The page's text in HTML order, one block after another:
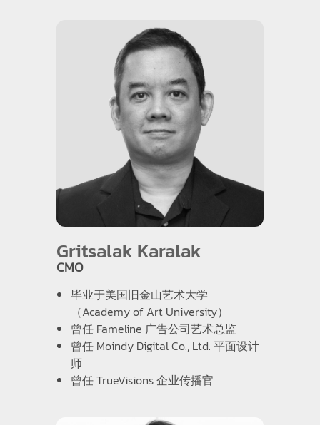
Gritsalak Karalak
CMO
毕业于美国旧金山艺术大学
（Academy of Art University）
曾任 Fameline 广告公司艺术总监
曾任 Moindy Digital Co., Ltd. 平面设计
师
曾任 TrueVisions 企业传播官